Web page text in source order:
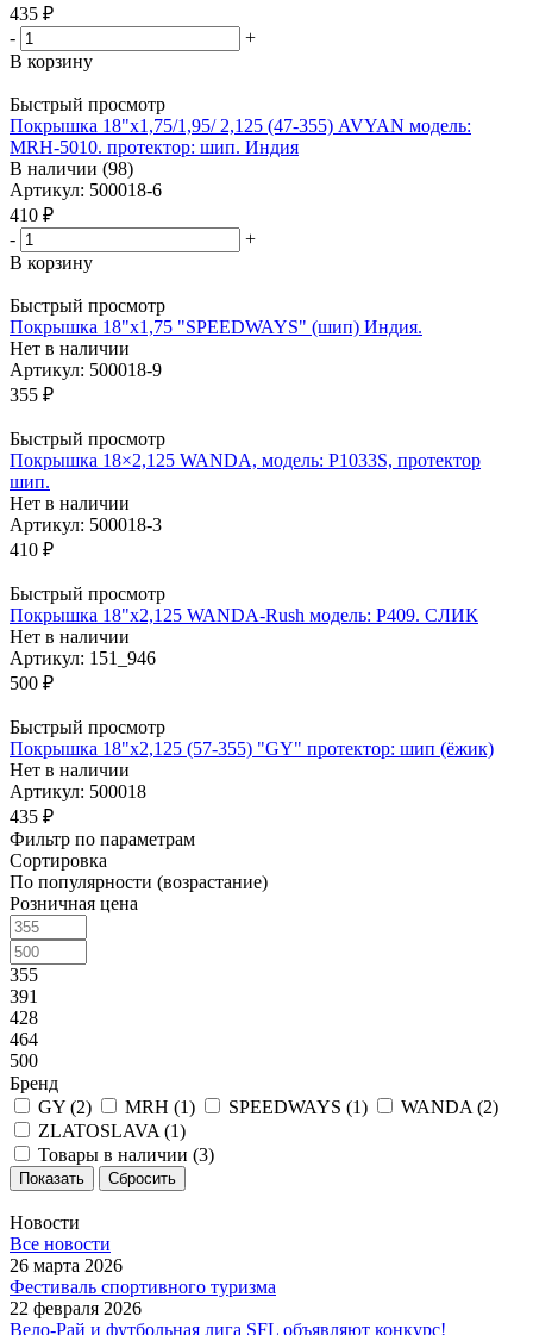
435 ₽
-
+
В корзину
Быстрый просмотр
Покрышка 18"х1,75/1,95/ 2,125 (47-355) AVYAN модель:
MRH-5010. протектор: шип. Индия
В наличии (98)
Артикул: 500018-6
410 ₽
-
+
В корзину
Быстрый просмотр
Покрышка 18"х1,75 "SPEEDWAYS" (шип) Индия.
Нет в наличии
Артикул: 500018-9
355 ₽
Быстрый просмотр
Покрышка 18×2,125 WANDA, модель: Р1033S, протектор
шип.
Нет в наличии
Артикул: 500018-3
410 ₽
Быстрый просмотр
Покрышка 18"х2,125 WANDA-Rush модель: Р409. СЛИК
Нет в наличии
Артикул: 151_946
500 ₽
Быстрый просмотр
Покрышка 18"х2,125 (57-355) "GY" протектор: шип (ёжик)
Нет в наличии
Артикул: 500018
435 ₽
Фильтр по параметрам
Сортировка
По популярности (возрастание)
Розничная цена
355
391
428
464
500
Бренд
GY (2) MRH (1) SPEEDWAYS (1) WANDA (2)
ZLATOSLAVA (1)
Товары в наличии (3)
Сбросить
Новости
Все новости
26 марта 2026
Фестиваль спортивного туризма
22 февраля 2026
Вело-Рай и футбольная лига SFL объявляют конкурс!